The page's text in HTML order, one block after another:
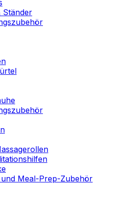
Ständer
und Meal-Prep-Zubehör